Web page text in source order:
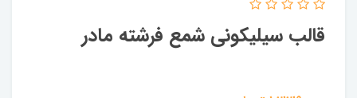
قالب سیلیکونی شمع فرشته مادر